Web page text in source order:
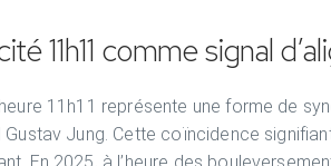
11h11 comme signal
11h11 représente une forme de
Jung. Cette coïncidence